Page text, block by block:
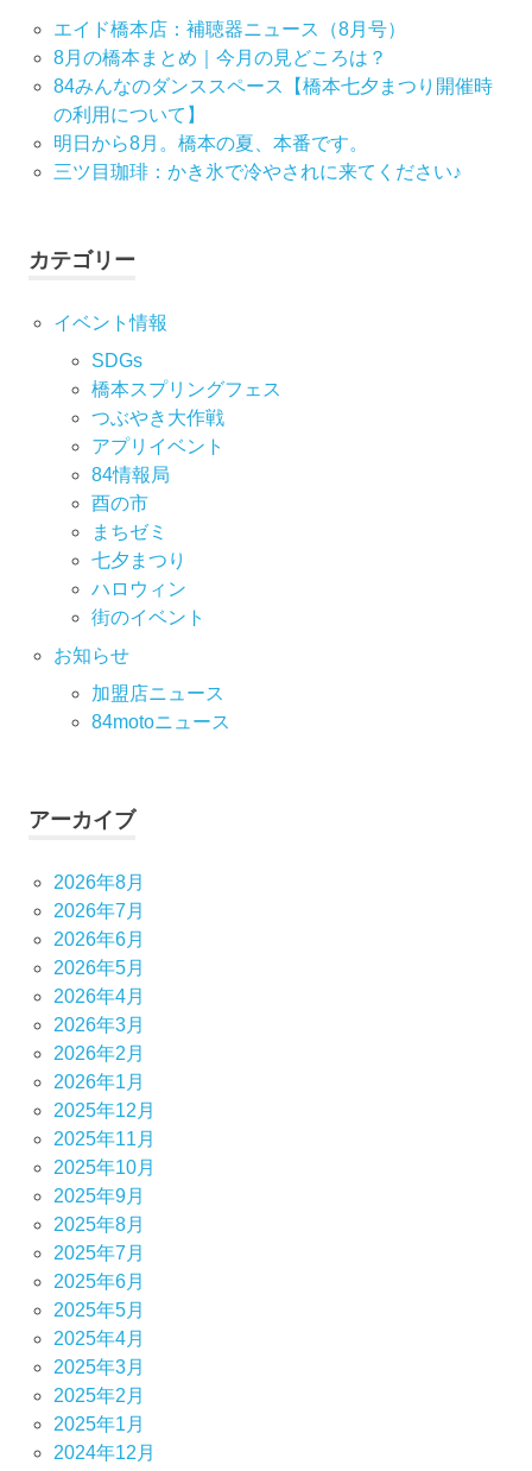
ー
シ
ョ
エイド橋本店：補聴器ニュース（8月号）
8月の橋本まとめ｜今月の見どころは？
84みんなのダンススペース【橋本七夕まつり開催時
の利用について】
明日から8月。橋本の夏、本番です。
三ツ目珈琲：かき氷で冷やされに来てください♪
カテゴリー
イベント情報
SDGs
橋本スプリングフェス
つぶやき大作戦
アプリイベント
84情報局
酉の市
まちゼミ
七⼣まつり
ハロウィン
街のイベント
お知らせ
加盟店ニュース
84motoニュース
アーカイブ
2026年8月
2026年7月
2026年6月
2026年5月
2026年4月
2026年3月
2026年2月
2026年1月
2025年12月
2025年11月
2025年10月
2025年9月
2025年8月
2025年7月
2025年6月
2025年5月
2025年4月
2025年3月
2025年2月
2025年1月
2024年12月